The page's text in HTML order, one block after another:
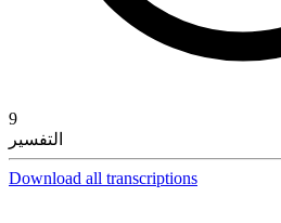
9
التفسير
Download all transcriptions